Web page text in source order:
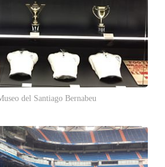
del Santiago Bernabeu